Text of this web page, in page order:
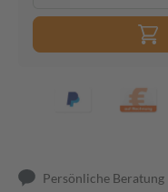
Persönliche Beratung